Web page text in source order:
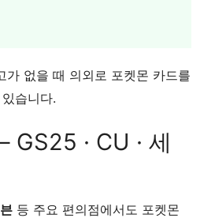
가 없을 때 의외로 포켓몬 카드를
습니다.
· CU · 세
등 주요 편의점에서도 포켓몬